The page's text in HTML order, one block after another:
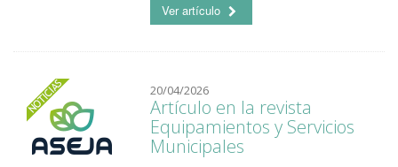
Ver artículo
20/04/2026
Artículo en la revista
Equipamientos y Servicios
Municipales